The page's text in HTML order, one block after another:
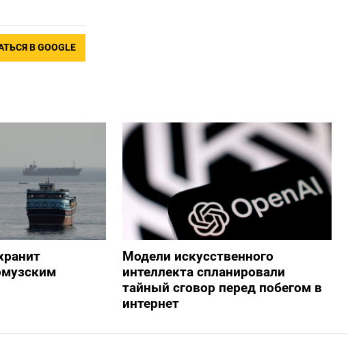
В GOOGLE
Модели искусственного
интеллекта спланировали
тайный сговор перед побегом в
интернет